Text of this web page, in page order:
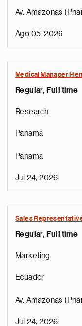
Av. Amazonas
Ago 05, 2026
Medical Manager
Regular, Full time
Research
Panamá
Panama
Jul 24, 2026
Sales
Regular, Full time
Marketing
Ecuador
Av. Amazonas
Jul 24, 2026